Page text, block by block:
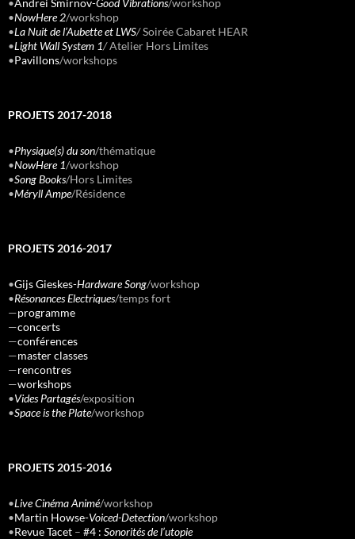
•NowHere 2/workshop
•La Nuit de l’Aubette et LWS/Soirée Cabaret HEAR
•Light Wall System 1/Atelier Hors Limites
•Pavillons/workshops
PROJETS 2017-2018
•Physique(s) du son/thématique
•NowHere 1/workshop
•Song Books/Hors Limites
•Méryll Ampe/Résidence
PROJETS 2016-2017
•Gijs Gieskes-Hardware Song/workshop
•Résonances Electriques/temps fort
—programme
—concerts
—conférences
—master classes
—rencontres
—workshops
•Vides Partagés/exposition
•Space is the Plate/workshop
PROJETS 2015-2016
•Live Cinéma Animé/workshop
•Martin Howse-Voiced-Detection/workshop
•Revue Tacet – #4 : Sonorités de l’utopie